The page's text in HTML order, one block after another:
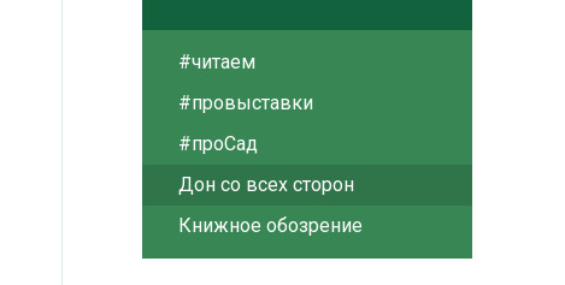
#читаем
#провыставки
#проСад
Дон со всех сторон
Книжное обозрение